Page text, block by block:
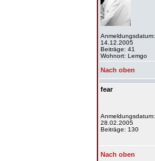
Anmeldungsdatum:
14.12.2005
Beiträge: 41
Wohnort: Lemgo
Nach oben
fear
Anmeldungsdatum:
28.02.2005
Beiträge: 130
Nach oben